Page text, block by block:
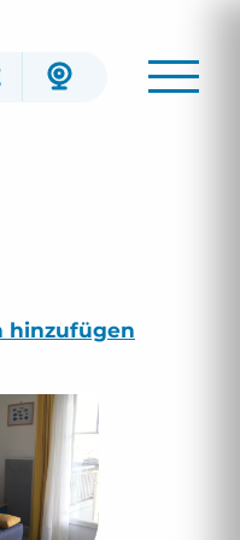
hinzufügen